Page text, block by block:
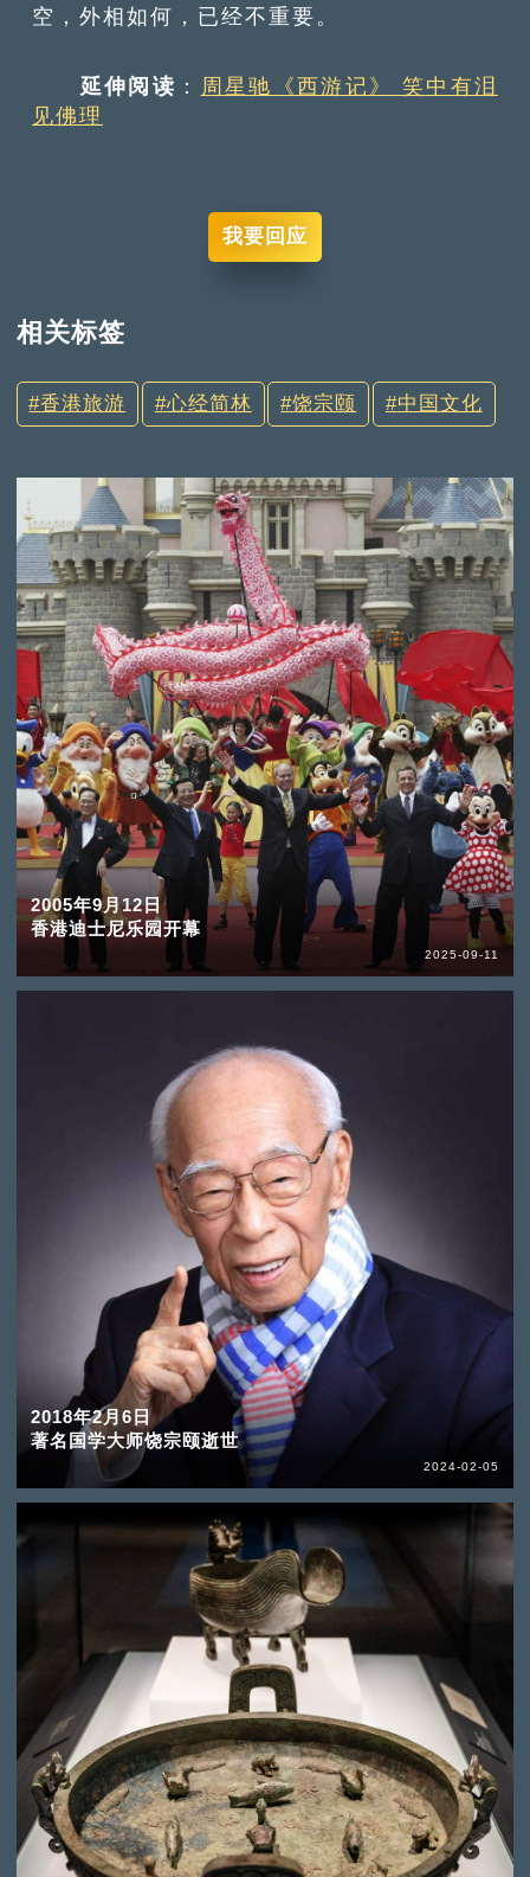
空，外相如何，已经不重要。
延伸阅读 ：
周星驰《西游记》 笑中有泪
见佛理
我要回应
相关标签
香港旅游 心经简林 饶宗颐 中国文化
2005年9月12日
香港迪士尼乐园开幕
2025-09-11
2018年2月6日
著名国学大师饶宗颐逝世
2024-02-05